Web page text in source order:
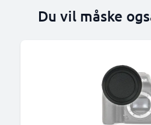
Du vil måske